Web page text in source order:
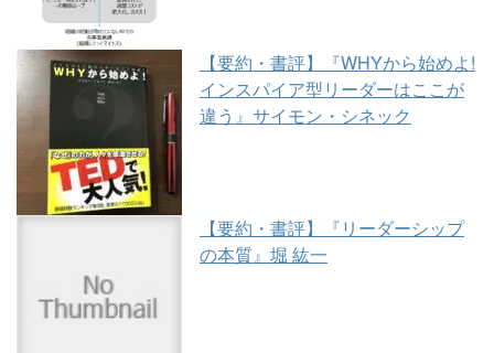
【要約・書評】『WHYから始めよ!
インスパイア型リーダーはここが
違う』サイモン・シネック
【要約・書評】『リーダーシップ
の本質』堀 紘一